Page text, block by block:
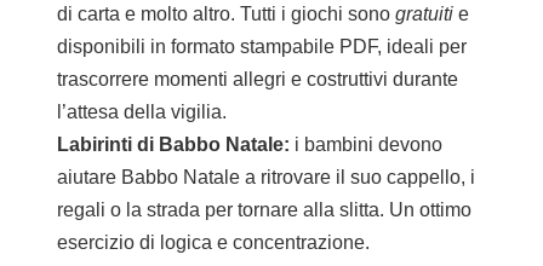
di carta e molto altro. Tutti i giochi sono gratuiti e
disponibili in formato stampabile PDF, ideali per
trascorrere momenti allegri e costruttivi durante
l’attesa della vigilia.
Labirinti di Babbo Natale: i bambini devono
aiutare Babbo Natale a ritrovare il suo cappello, i
regali o la strada per tornare alla slitta. Un ottimo
esercizio di logica e concentrazione.